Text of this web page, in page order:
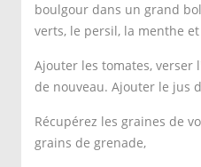
boulgour dans un grand
verts, le persil, la menthe
Ajouter les tomates,
de nouveau. Ajouter le jus
Récupérez les graines de
grains de grenade,